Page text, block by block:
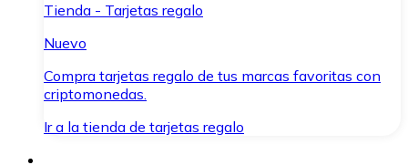
Tienda - Tarjetas regalo
Nuevo
Compra tarjetas regalo de tus marcas favoritas con
criptomonedas.
Ir a la tienda de tarjetas regalo